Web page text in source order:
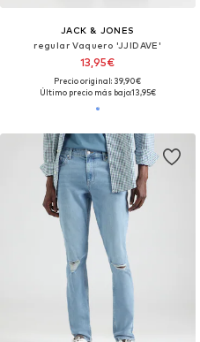
JACK & JONES
regular Vaquero 'JJIDAVE'
13,95€
Precio original: 39,90€
Último precio más bajo:13,95€